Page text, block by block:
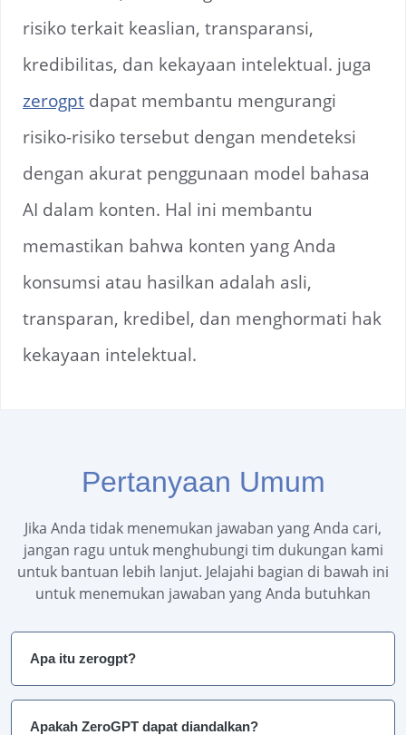
risiko terkait keaslian, transparansi,
kredibilitas, dan kekayaan intelektual. juga
zerogpt dapat membantu mengurangi
risiko-risiko tersebut dengan mendeteksi
dengan akurat penggunaan model bahasa
AI dalam konten. Hal ini membantu
memastikan bahwa konten yang Anda
konsumsi atau hasilkan adalah asli,
transparan, kredibel, dan menghormati hak
kekayaan intelektual.
Pertanyaan Umum
Jika Anda tidak menemukan jawaban yang Anda cari,
jangan ragu untuk menghubungi tim dukungan kami
untuk bantuan lebih lanjut. Jelajahi bagian di bawah ini
untuk menemukan jawaban yang Anda butuhkan
Apa itu zerogpt?
Apakah ZeroGPT dapat diandalkan?